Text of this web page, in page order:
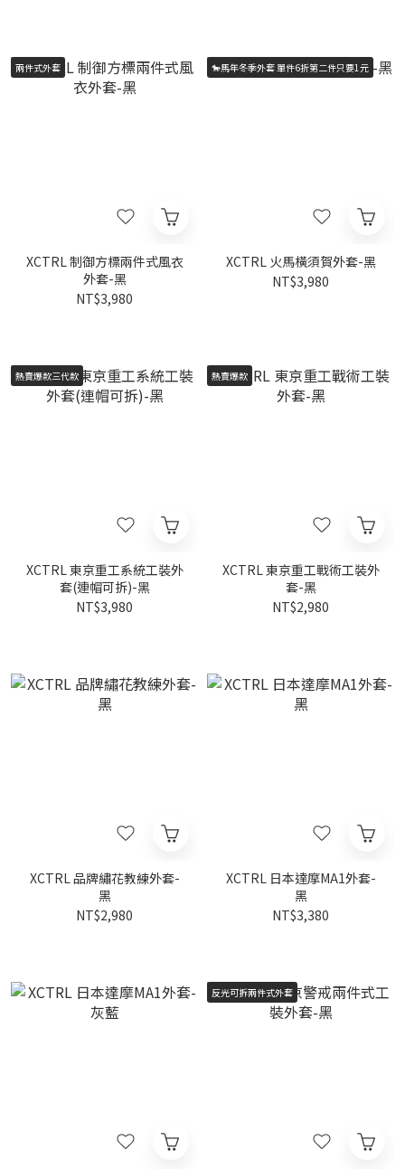
兩件式外套
XCTRL 制御方標兩件式風衣
外套-黑
NT$3,980
🐎馬年冬季外套 單件6折第二件只要1元
XCTRL 火馬橫須賀外套-黑
NT$3,980
熱賣爆款三代款
XCTRL 東京重工系統工裝外
套(連帽可拆)-黑
NT$3,980
熱賣爆款
XCTRL 東京重工戰術工裝外
套-黑
NT$2,980
XCTRL 品牌繡花教練外套-
黑
NT$2,980
XCTRL 日本達摩MA1外套-
黑
NT$3,380
反光可拆兩件式外套